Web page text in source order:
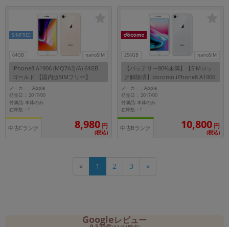
64GB nanoSIM
SIMFREE
iPhone8 A1906 (MQ7A2J/A) 64GB
ゴールド 【国内版SIMフリー】
メーカー：Apple
発売日： 2017/09
付属品: 本体のみ
在庫数：1
中古Cランク 8,980 円
(税込)
256GB nanoSIM
【バッテリー80%未満】【SIMロッ
ク解除済】docomo iPhone8 A1906
(MQ852J/A) 256GB シルバー
メーカー：Apple
発売日： 2017/09
付属品: 本体のみ
在庫数：1
中古Bランク 10,800 円
(税込)
« 1 2 3 »
Googleレビュー